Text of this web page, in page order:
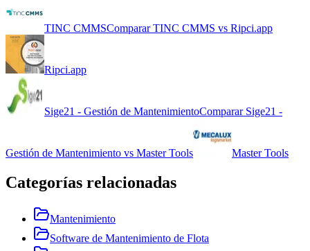
TINC CMMSComparar TINC CMMS vs Ripci.app
Ripci.app
Sige21 - Gestión de MantenimientoComparar Sige21 -
Gestión de Mantenimiento vs Master Tools Master Tools
Categorías relacionadas
Mantenimiento
Software de Mantenimiento de Flota